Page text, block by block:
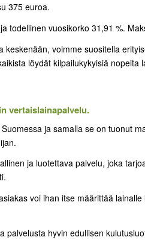
375 euroa.
todellinen vuosikorko 31,91 %.
keskenään, voimme suositella
löydät kilpailukykyisiä nopeita
vertaislainapalvelu.
ja samalla se on tuonut
ja luotettava palvelu, joka
voi ihan itse määrittää lainalle
palvelusta hyvin edullisen